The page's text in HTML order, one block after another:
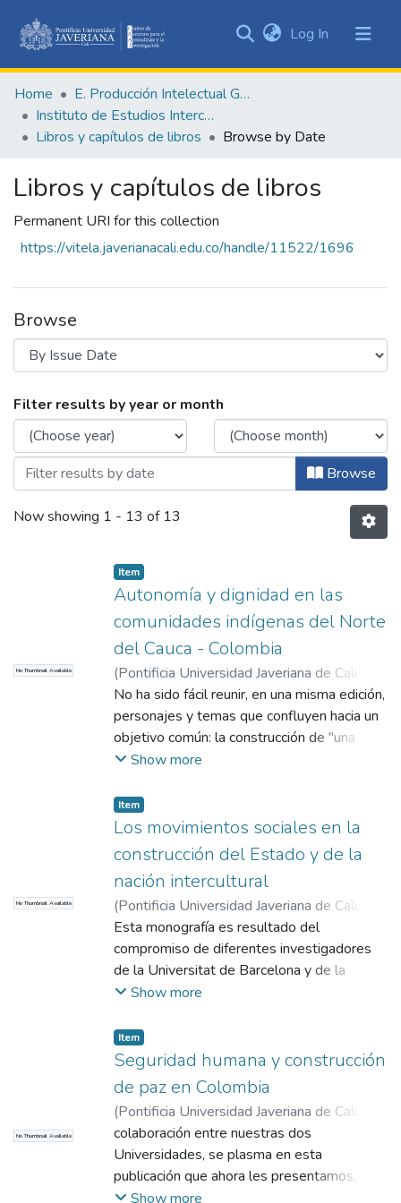
&
Collections
All of DSpace
Log In (current)
Home
E. Producción Intelectual General
Instituto de Estudios Interculturales - IEI
Libros y capítulos de libros
Browse by Date
Libros y capítulos de libros
Permanent URI for this collection
https://vitela.javerianacali.edu.co/handle/11522/1696
Browse
Browsing Libros y capítulos de libros by
Filter results by year or month
Browse
Now showing 1 - 13 of 13
No Thumbnail Available
Item
Autonomía y dignidad en las
comunidades indígenas del Norte
del Cauca - Colombia
(Pontificia Universidad Javeriana de Cali
2010 )Muñoz, Manuel Ramiro;Vitomás,
Ezequiel;Llano, Alejandra;Marcelli, Fabio
No ha sido fácil reunir, en una misma edición,
personajes y temas que confluyen hacia un
objetivo común: la construcción de "una
democracia desde la base, una democracia
hombres, las mujeres, las mayores, los
mayores, cada uno tiene derecho a hablar, a
pensar primero, a opinar, a decidir, a actuar y
a controlar lo que se está haciendo". Para
ello se tejen redes para poder resistir,
construir la esperanza y la alternativa, en
procura de un futuro viable y posible.
Show more
No Thumbnail Available
Item
Los movimientos sociales en la
construcción del Estado y de la
nación intercultural
(Pontificia Universidad Javeriana de Cali
2011)Bondia García, David;Muñoz, Manuel
Ramiro
Esta monografía es resultado del
compromiso de diferentes investigadores
de la Universitat de Barcelona y de la
Pontificia Universidad Javeriana de Cali que,
entienden que la interculturalidad, como
proyecto común de las sociedades,
nacionales e internacional, no puede ser
unidireccional, en el que unos impartan
docencia y otros aprenda, en el que unos
sean emisores y otros receptores, en el que
unos adoctrinen y otros se dejen adoctrinar.
La interculturalidad encarna un aprendizaje
Show more
No Thumbnail Available
Item
Seguridad humana y construcción
de paz en Colombia
(Pontificia Universidad Javeriana de Cali
2011)Bondia García, David ;Muñoz, Manuel
Ramiro
colaboración entre nuestras dos
Universidades, se plasma en esta
publicación que ahora les presentamos,
continuidad de la ya editadas anteriormente
Show more